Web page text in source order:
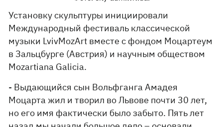
Установку скульптуры инициировали
Международный фестиваль классической
музыки LvivMozArt вместе с фондом Моцартеум
в Зальцбурге (Австрия) и научным обществом
Mozartiana Galicia.
- Выдающийся сын Вольфганга Амадея
Моцарта жил и творил во Львове почти 30 лет,
но его имя фактически было забыто. Пять лет